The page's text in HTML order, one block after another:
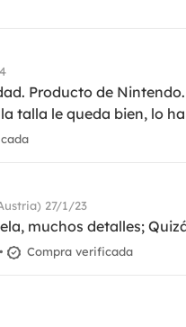
Producto de
talla le queda bien, lo
27/1/23
muchos detalles;
• Compra verificada